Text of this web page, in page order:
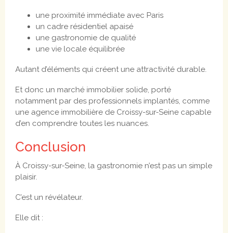
une proximité immédiate avec Paris
un cadre résidentiel apaisé
une gastronomie de qualité
une vie locale équilibrée
Autant d’éléments qui créent une attractivité durable.
Et donc un marché immobilier solide, porté
notamment par des professionnels implantés, comme
une agence immobilière de Croissy-sur-Seine capable
d’en comprendre toutes les nuances.
Conclusion
À Croissy-sur-Seine, la gastronomie n’est pas un simple
plaisir.
C’est un révélateur.
Elle dit :